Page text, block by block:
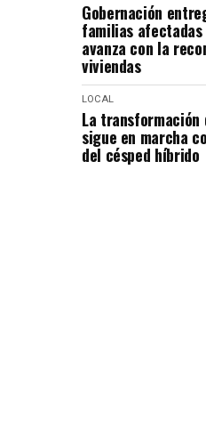
Gobernación
familias afectadas
avanza con la
viviendas
LOCAL
La transformación
sigue en marcha
del césped híbrido